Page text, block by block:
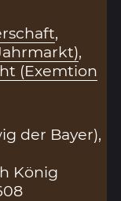
,
,
(Exemtion
der Bayer),
König